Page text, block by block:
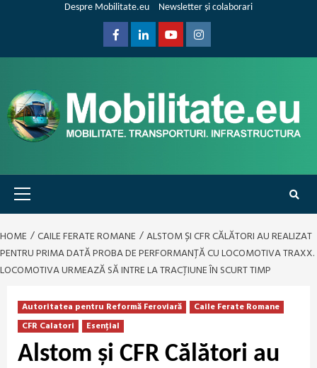
Despre Mobilitate.eu Newsletter și colaborari
FacebookLinkedinYoutubeInstagram
Primary
Menu
HOME CAILE FERATE ROMANE
ALSTOM ȘI CFR CĂLĂTORI AU REALIZAT
PENTRU PRIMA DATĂ PROBA DE PERFORMANȚĂ CU LOCOMOTIVA TRAXX.
LOCOMOTIVA URMEAZĂ SĂ INTRE LA TRACȚIUNE ÎN SCURT TIMP
Autoritatea pentru Reformă Feroviară
Caile Ferate Romane
CFR Calatori
Esențial
Alstom și CFR Călători au